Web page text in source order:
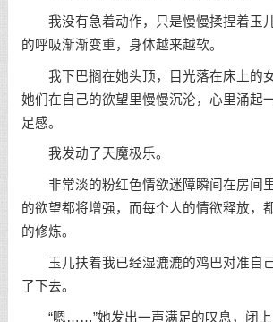
我没有急着动作，只是慢慢揉捏着玉
的呼吸渐渐变重，身体越来越软。
我下巴搁在她头顶，目光落在床上的
她们在自己的欲望里慢慢沉沦，心里涌起
足感。
我发动了天魔极乐。
非常淡的粉红色情欲迷障瞬间在房间
的欲望都将增强，而每个人的情欲释放，
的修炼。
玉儿扶着我已经湿漉漉的鸡巴对准自
了下去。
“嗯……”她发出一声满足的叹息，闭上